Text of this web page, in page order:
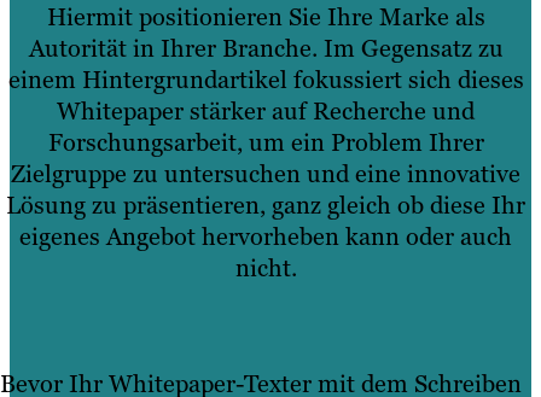
Hiermit positionieren Sie Ihre Marke als
Autorität in Ihrer Branche. Im Gegensatz zu
einem Hintergrundartikel fokussiert sich dieses
Whitepaper stärker auf Recherche und
Forschungsarbeit, um ein Problem Ihrer
Zielgruppe zu untersuchen und eine innovative
Lösung zu präsentieren, ganz gleich ob diese Ihr
eigenes Angebot hervorheben kann oder auch
nicht.
Bevor Ihr Whitepaper-Texter mit dem Schreiben